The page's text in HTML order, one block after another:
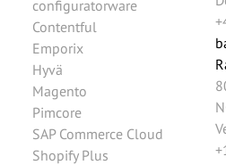
configuratorware
Contentful
Emporix
Hyvä
Magento
Pimcore
SAP Commerce Cloud
Shopify Plus